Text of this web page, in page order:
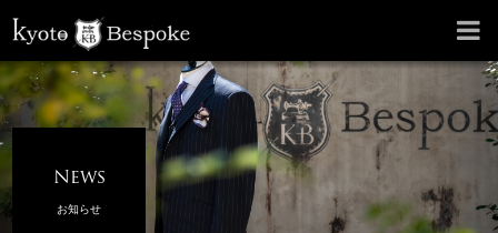
News
お知らせ